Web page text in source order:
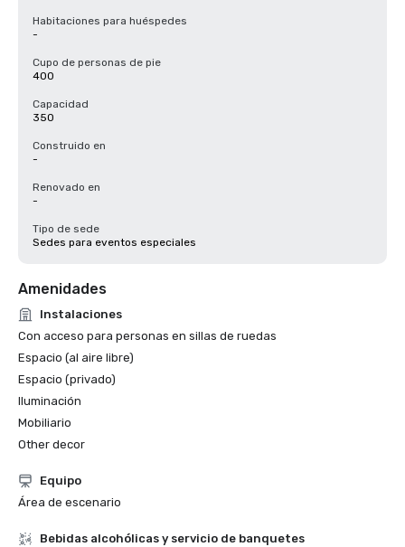
Habitaciones para huéspedes
-
Cupo de personas de pie
400
Capacidad
350
Construido en
-
Renovado en
-
Tipo de sede
Sedes para eventos especiales
Amenidades
Instalaciones
Con acceso para personas en sillas de ruedas
Espacio (al aire libre)
Espacio (privado)
Iluminación
Mobiliario
Other decor
Equipo
Área de escenario
Bebidas alcohólicas y servicio de banquetes